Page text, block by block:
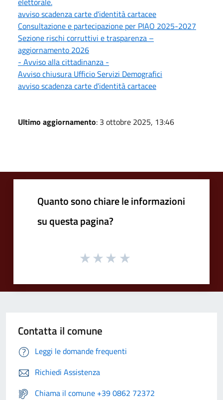
avviso scadenza carte d'identità cartacee
Consultazione e partecipazione per PIAO 2025-2027
Sezione rischi corruttivi e trasparenza –
aggiornamento 2026
- Avviso alla cittadinanza -
Avviso chiusura Ufficio Servizi Demografici
avviso scadenza carte d'identità cartacee
Ultimo aggiornamento: 3 ottobre 2025, 13:46
Quanto sono chiare le informazioni
su questa pagina?
Contatta il comune
Leggi le domande frequenti
Richiedi Assistenza
Chiama il comune +39 0862 72372